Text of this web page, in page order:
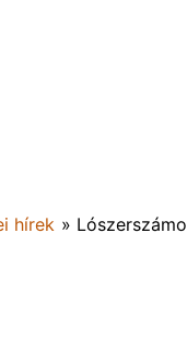
hírek »